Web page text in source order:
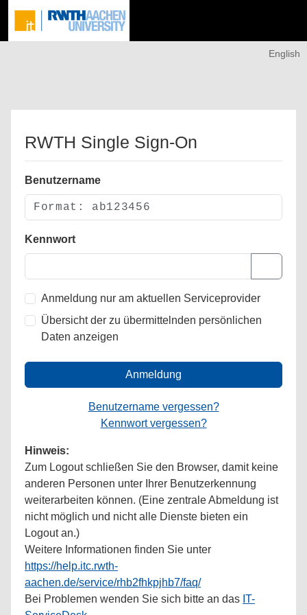
English
RWTH Single Sign-On
Benutzername
Kennwort
Anmeldung nur am aktuellen Serviceprovider
Übersicht der zu übermittelnden persönlichen
Daten anzeigen
Anmeldung
Benutzername vergessen?
Kennwort vergessen?
Hinweis:
Zum Logout schließen Sie den Browser, damit keine
anderen Personen unter Ihrer Benutzerkennung
weiterarbeiten können. (Eine zentrale Abmeldung ist
nicht möglich und nicht alle Dienste bieten ein
Logout an.)
Weitere Informationen finden Sie unter
https://help.itc.rwth-
aachen.de/service/rhb2fhkpjhb7/faq/
Bei Problemen wenden Sie sich bitte an das IT-